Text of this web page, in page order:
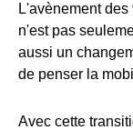
L'avènement
n'est pas
aussi un
de penser la
Avec cette